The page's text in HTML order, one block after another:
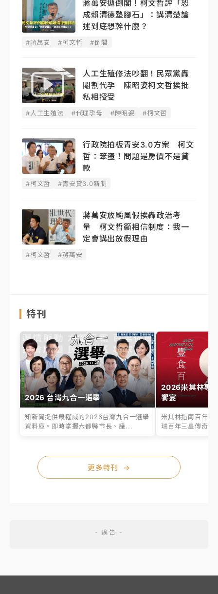
蔣萬安拋倒閣！柯文哲評「恐
成賴清德墊腳石」：講清楚論
述到底想幹什麼？
#蔣萬安 #柯文哲 #倒閣
人工生殖修法吵翻！民眾黨轟
閹割代孕 陳昭姿柯文哲挨批
私相授受
#人工生殖法 #代理孕母 #陳昭姿 #柯文哲
行政院拍板青安3.0方案 柯文
哲：笨蛋！問題是房價不是貸
款
#柯文哲 #青安貸3.0新制
蔣萬安放颱風假挨轟政治考
量 柯文哲籲相信制度：我一
定會講出放假理由
#柯文哲 #蔣萬安
特刊
2026 台灣九合一選舉
知新聞提供最權威的2026台灣九合一選舉
資料庫。即時掌握六都縣市長、議...
2026米其林專
饗宴
米其林指南百年之
瑞百年三星傳奇、
更多特刊 →